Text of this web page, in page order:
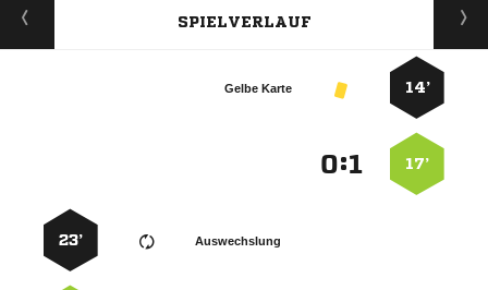
SPIELVERLAUF
14’
Gelbe Karte
17’
:
Auswechslung
23’